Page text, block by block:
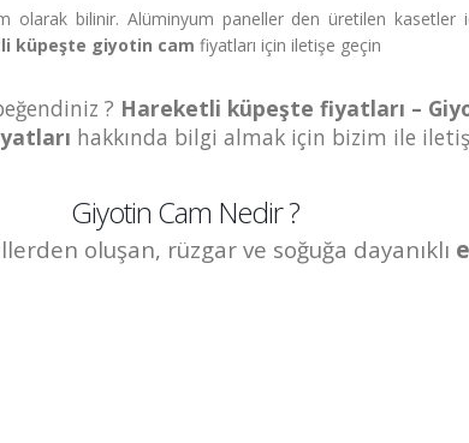
olarak bilinir. Alüminyum paneller den üretilen kasetler
küpeşte giyotin cam fiyatları için iletişe geçin
? Hareketli küpeşte fiyatları –
hakkında bilgi almak için bizim ile
Giyotin Cam Nedir ?
oluşan, rüzgar ve soğuğa dayanıklı